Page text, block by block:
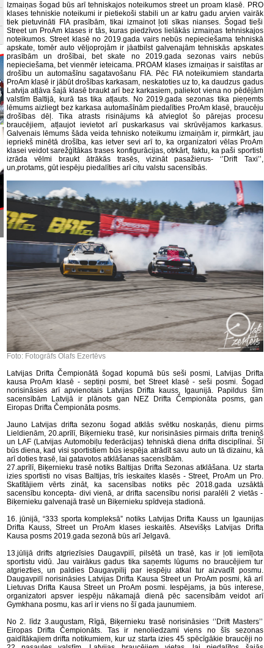
Izmaiņas šogad būs arī tehniskajos noteikumos street un proam klasē. PRO
klases tehniskie noteikumi ir pietiekoši stabili un ar katru gadu arvien vairāk
tiek pietuvināti FIA prasībām, tikai izmainot ļoti sīkas nianses. Šogad tieši
Street un ProAm klases ir tās, kuras piedzīvos lielākās izmaiņas tehniskajos
noteikumos. Street klasē no 2019.gada vairs nebūs nepieciešama tehniskā
apskate, tomēr auto vēljoprojām ir jāatbilst galvenajām tehniskās apskates
prasībām un drošībai, bet skate no 2019.gada sezonas vairs nebūs
nepieciešama, bet vienmēr ieteicama. PROAM klases izmaiņas ir saistītas ar
drošību un automašīnu sagatavošanu FIA. Pēc FIA noteikumiem standarta
ProAm klasē ir jābūt drošības karkasam, neskatoties uz to, ka daudzus gadus
Latvija atļāva šajā klasē braukt arī bez karkasiem, paliekot viena no pēdējām
valstīm Baltijā, kurā tas tika atļauts. No 2019.gada sezonas tika pieņemts
lēmums aizliegt bez karkasa automašīnām piedalīties ProAm klasē, braucēju
drošības dēļ. Tika atrasts risinājums kā atvieglot šo pārejas procesu
braucējiem, atļaujot ievietot arī puskarkasus vai skrūvējamos karkasus.
Galvenais lēmums šāda veida tehnisko noteikumu izmaiņām ir, pirmkārt, jau
iepriekš minētā drošība, kas ietver sevi arī to, ka organizatori vēlas ProAm
klasei veidot sarežģītākas trases konfigurācijas, otrkārt, faktu, ka paši sportisti
izrāda vēlmi braukt ātrākās trasēs, vizināt pasažierus- ‘’Drift Taxi’’,
un,protams, gūt iespēju piedalīties arī citu valstu sacensībās.
Foto: Fotogrāfs Olafs Ezertēvs
Latvijas Drifta Čempionātā šogad kopumā būs seši posmi, Latvijas Drifta
kausa ProAm klasē - septiņi posmi, bet Street klasē - seši posmi. Šogad
norisināsies arī apvienotais Latvijas Drifta kauss, Igaunijā. Papildus šīm
sacensībām Latvijā ir plānots gan NEZ Drifta Čempionāta posms, gan
Eiropas Drifta Čempionāta posms.
Jauno Latvijas drifta sezonu šogad atklās svētku noskaņās, dienu pirms
Lieldienām, 20.aprīlī, Biķernieku trasē, kur norisināsies pirmais drifta treniņš
un LAF (Latvijas Automobiļu federācijas) tehniskā diena drifta disciplīnai. Šī
būs diena, kad visi sportistiem būs iespēja atrādīt savu auto un tā dizainu, kā
arī doties trasē, lai gatavotos atklāšanas sacensībām.
27.aprīlī, Biķernieku trasē notiks Baltijas Drifta Sezonas atklāšana. Uz starta
izies sportisti no visas Baltijas, trīs ieskaites klasēs - Street, ProAm un Pro.
Skatītājiem vērts zināt, ka sacensības notiks pēc 2018.gada uzsāktā
sacensību koncepta- divi vienā, ar drifta sacensību norisi paralēli 2 vietās -
Biķernieku galvenajā trasē un Biķernieku spīdveja stadionā.
16. jūnijā, “333 sporta kompleksā” notiks Latvijas Drifta Kauss un Igaunijas
Drifta Kauss, Street un ProAm klases ieskaitēs. Atsevišķs Latvijas Drifta
Kausa posms 2019.gada sezonā būs arī Jelgavā.
13.jūlijā drifts atgriezīsies Daugavpilī, pilsētā un trasē, kas ir ļoti iemīļota
sportistu vidū. Jau vairākus gadus tika saņemts lūgums no braucējiem tur
atgriezties, un paldies Daugavpilij par iespēju atkal tur aizvadīt posmu.
Daugavpilī norisināsies Latvijas Drifta Kausa Street un ProAm posmi, kā arī
Lietuvas Drifta Kausa Street un ProAm posmi. Iespējams, ja būs interese,
organizatori apsver iespēju nākamajā dienā pēc sacensībām veidot arī
Gymkhana posmu, kas arī ir viens no šī gada jaunumiem.
No 2. līdz 3.augustam, Rīgā, Biķernieku trasē norisināsies ‘’Drift Masters’’
Eiropas Drifta Čempionāts. Tas ir nenoliedzami viens no šīs sezonas
gaidītākajiem drifta notikumiem, kur uz starta izies 45 spēcīgākie braucēji no